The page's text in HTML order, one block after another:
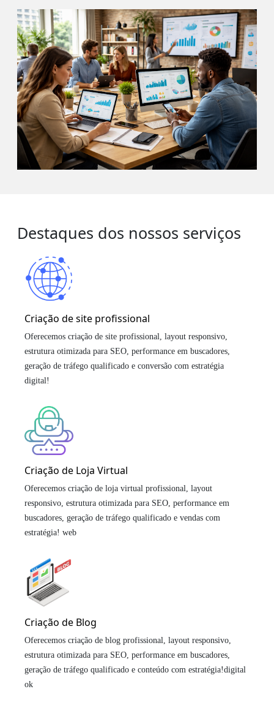
Destaques dos nossos serviços
Criação de site profissional
Oferecemos criação de site profissional, layout responsivo,
estrutura otimizada para SEO, performance em buscadores,
geração de tráfego qualificado e conversão com estratégia
digital!
Criação de Loja Virtual
Oferecemos criação de loja virtual profissional, layout
responsivo, estrutura otimizada para SEO, performance em
buscadores, geração de tráfego qualificado e vendas com
estratégia! web
Criação de Blog
Oferecemos criação de blog profissional, layout responsivo,
estrutura otimizada para SEO, performance em buscadores,
geração de tráfego qualificado e conteúdo com estratégia!digital
ok